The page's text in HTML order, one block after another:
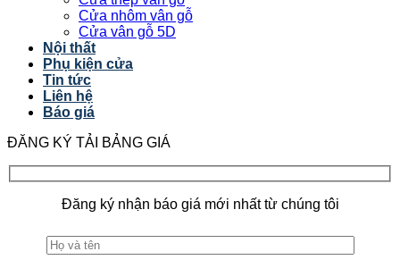
Cửa nhôm vân gỗ
Cửa vân gỗ 5D
Nội thất
Phụ kiện cửa
Tin tức
Liên hệ
Báo giá
ĐĂNG KÝ TẢI BẢNG GIÁ
Đăng ký nhận báo giá mới nhất từ chúng tôi